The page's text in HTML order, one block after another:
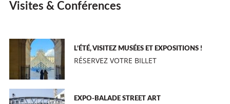
Visites & Conférences
L’ÉTÉ, VISITEZ MUSÉES ET EXPOSITIONS !
RÉSERVEZ VOTRE BILLET
EXPO-BALADE STREET ART